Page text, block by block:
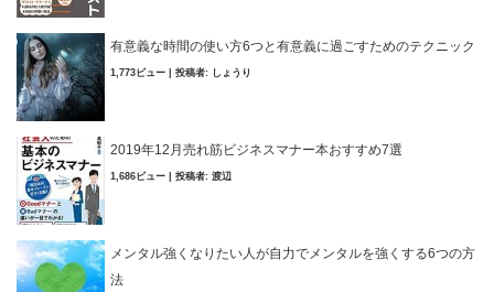
有意義な時間の使い方6つと有意義に過ごすためのテクニック
1,773ビュー 投稿者: しょうり
2019年12月売れ筋ビジネスマナー本おすすめ7選
1,686ビュー 投稿者: 渡辺
メンタル強くなりたい人が自力でメンタルを強くする6つの方
法